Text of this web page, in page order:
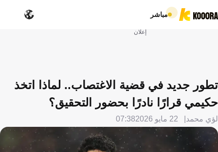
مباشر
إعلان
تطور جديد في قضية الاغتصاب.. لماذا اتخذ
حكيمي قرارًا نادرًا بحضور التحقيق؟
لؤي محمد 22 مايو 2026 07:38